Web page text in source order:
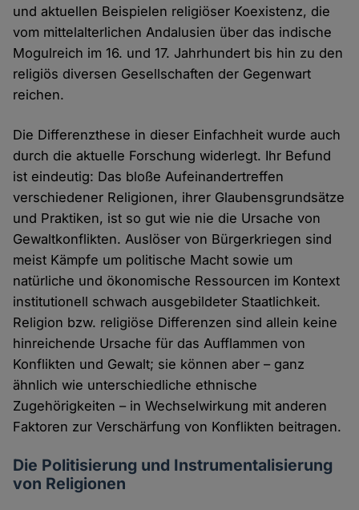
und aktuellen Beispielen religiöser Koexistenz, die
vom mittelalterlichen Andalusien über das indische
Mogulreich im 16. und 17. Jahrhundert bis hin zu den
religiös diversen Gesellschaften der Gegenwart
reichen.
Die Differenzthese in dieser Einfachheit wurde auch
durch die aktuelle Forschung widerlegt. Ihr Befund
ist eindeutig: Das bloße Aufeinandertreffen
verschiedener Religionen, ihrer Glaubensgrundsätze
und Praktiken, ist so gut wie nie die Ursache von
Gewaltkonflikten. Auslöser von Bürgerkriegen sind
meist Kämpfe um politische Macht sowie um
natürliche und ökonomische Ressourcen im Kontext
institutionell schwach ausgebildeter Staatlichkeit.
Religion bzw. religiöse Differenzen sind allein keine
hinreichende Ursache für das Aufflammen von
Konflikten und Gewalt; sie können aber – ganz
ähnlich wie unterschiedliche ethnische
Zugehörigkeiten – in Wechselwirkung mit anderen
Faktoren zur Verschärfung von Konflikten beitragen.
Die Politisierung und Instrumentalisierung
von Religionen